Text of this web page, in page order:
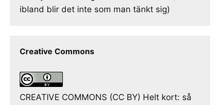
ibland blir det inte som man tänkt sig)
Creative Commons
CREATIVE COMMONS (CC BY) Helt kort: så